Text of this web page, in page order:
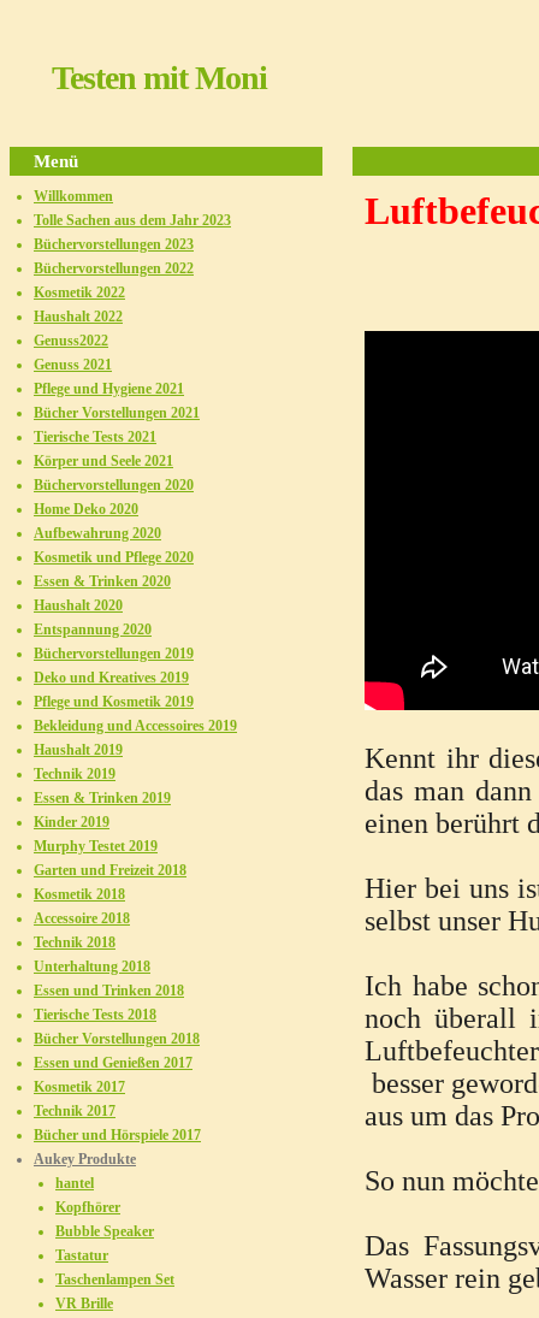
Testen mit Moni
Kennt ihr
das man
einen berührt
Hier bei uns
selbst unser
Ich habe
noch überall
besser
aus um das
So nun
Das
Wasser rein
Menü
Willkommen
Tolle Sachen aus dem Jahr 2023
Büchervorstellungen 2023
Büchervorstellungen 2022
Kosmetik 2022
Haushalt 2022
Genuss2022
Genuss 2021
Pflege und Hygiene 2021
Bücher Vorstellungen 2021
Tierische Tests 2021
Körper und Seele 2021
Büchervorstellungen 2020
Home Deko 2020
Aufbewahrung 2020
Kosmetik und Pflege 2020
Essen & Trinken 2020
Haushalt 2020
Entspannung 2020
Büchervorstellungen 2019
Deko und Kreatives 2019
Pflege und Kosmetik 2019
Bekleidung und Accessoires 2019
Haushalt 2019
Technik 2019
Essen & Trinken 2019
Kinder 2019
Murphy Testet 2019
Garten und Freizeit 2018
Kosmetik 2018
Accessoire 2018
Technik 2018
Unterhaltung 2018
Essen und Trinken 2018
Tierische Tests 2018
Bücher Vorstellungen 2018
Essen und Genießen 2017
Kosmetik 2017
Technik 2017
Bücher und Hörspiele 2017
Aukey Produkte
hantel
Kopfhörer
Bubble Speaker
Tastatur
Taschenlampen Set
VR Brille